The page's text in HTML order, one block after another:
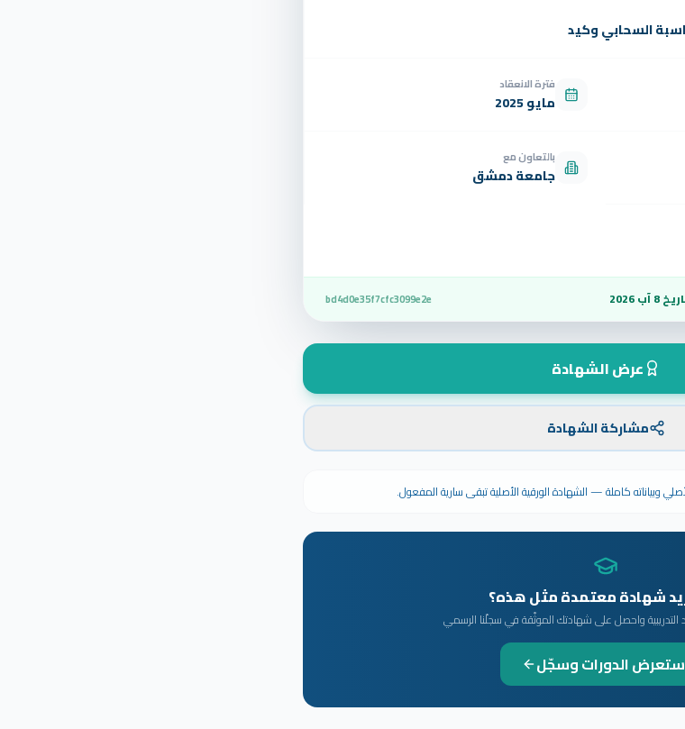
السحابي وكيد
فترة الانعقاد
مايو 2025
بالتعاون مع
جامعة دمشق
8 آب 2026 bd4d0e35f7cfc3099e2e
عرض الشهادة
مشاركة الشهادة
شهادة معتمدة مثل هذه؟
التدريبية واحصل على شهادتك الموثّقة في سجلّنا الرسمي
الدورات وسجّل